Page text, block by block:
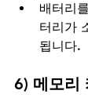
배터리
터리가
됩니다.
6) 메모리